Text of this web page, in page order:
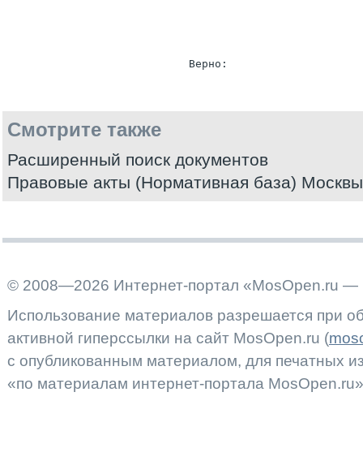
Смотрите также
Расширенный поиск документов
Правовые акты (Нормативная база) Москвы
© 2008—2026 Интернет-портал «MosOpen.ru —
Использование материалов разрешается при
активной гиперссылки на сайт MosOpen.ru (
с опубликованным материалом, для печатных
«по материалам интернет-портала